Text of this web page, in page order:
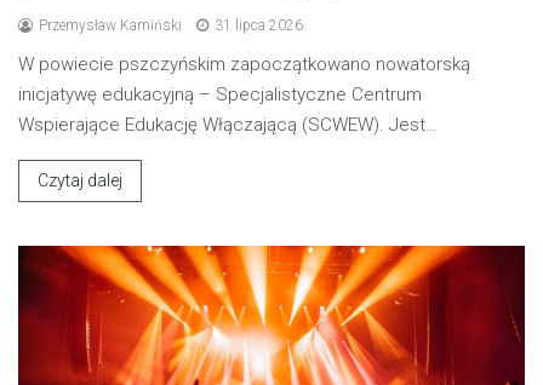
Przemysław Kamiński 31 lipca 2026
W powiecie pszczyńskim zapoczątkowano nowatorską
inicjatywę edukacyjną – Specjalistyczne Centrum
Wspierające Edukację Włączającą (SCWEW). Jest…
Czytaj dalej